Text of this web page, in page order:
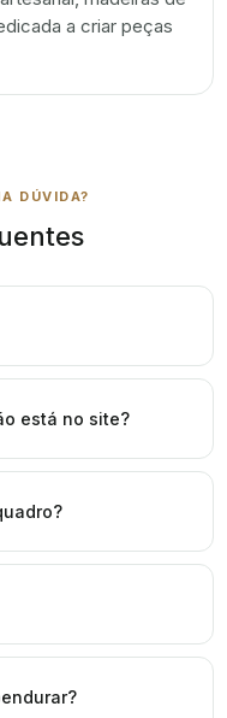
a criar peças
DÚVIDA?
está no site?